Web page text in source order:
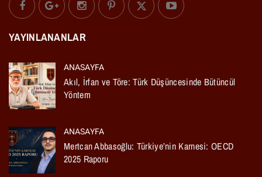
YAYINLANANLAR
ANASAYFA
Akıl, İrfan ve Töre: Türk Düşüncesinde Bütüncül
Yöntem
ANASAYFA
Mertcan Abbasoğlu: Türkiye’nin Karnesi: OECD
2025 Raporu